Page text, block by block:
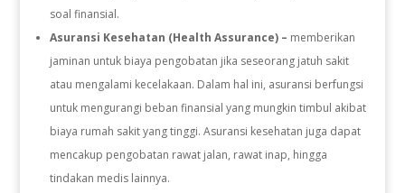
soal finansial.
Asuransi Kesehatan (Health Assurance) – memberikan
jaminan untuk biaya pengobatan jika seseorang jatuh sakit
atau mengalami kecelakaan. Dalam hal ini, asuransi berfungsi
untuk mengurangi beban finansial yang mungkin timbul akibat
biaya rumah sakit yang tinggi. Asuransi kesehatan juga dapat
mencakup pengobatan rawat jalan, rawat inap, hingga
tindakan medis lainnya.